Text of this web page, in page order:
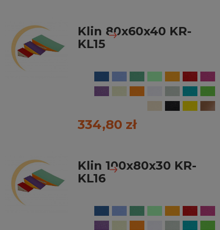
Klin 80x60x40 KR-
KL15
334,80 zł
Klin 100x80x30 KR-
KL16